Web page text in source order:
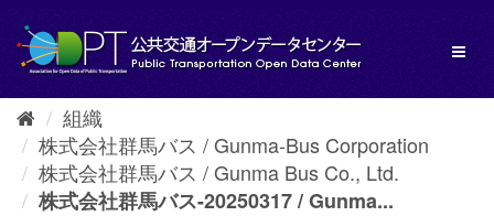
し
組織
株式会社群馬バス / Gunma-Bus Corporation
株式会社群馬バス / Gunma Bus Co., Ltd.
株式会社群馬バス-20250317 / Gunma...